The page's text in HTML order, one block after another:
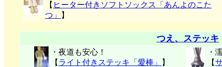
【 ヒーター付きソフトソックス「あんよのこた
つ」
】
つえ、ステッキ
・夜道も安心！
【 ライト付きステッキ「愛棒」 】
・
【